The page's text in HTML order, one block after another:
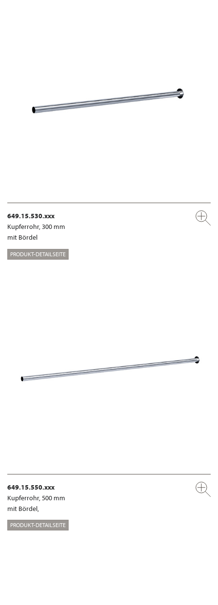
649.15.530.xxx
Kupferrohr, 300 mm
mit Bördel
PRODUKT-DETAILSEITE
649.15.550.xxx
Kupferrohr, 500 mm
mit Bördel,
PRODUKT-DETAILSEITE